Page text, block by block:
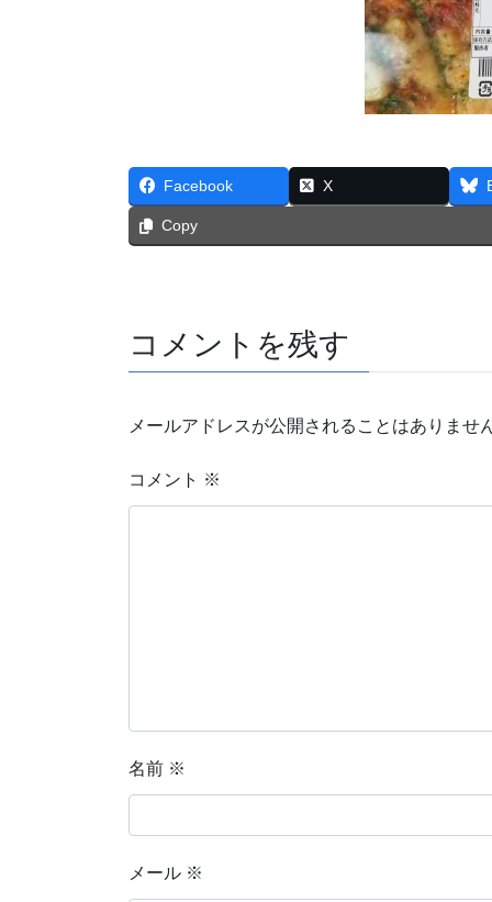
Facebook X
Copy
コメントを残す
メールアドレスが公開されることはありませ
コメント ※
名前 ※
メール ※